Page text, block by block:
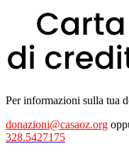
Per informazioni sulla tua
donazioni@casaoz.org
328.5427175